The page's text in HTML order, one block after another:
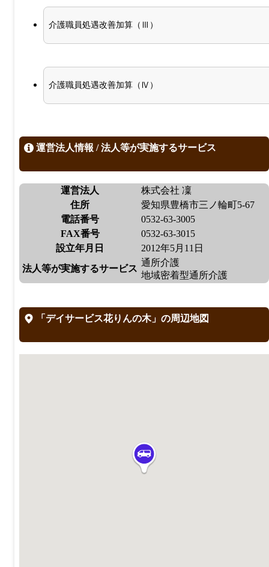
介護職員処遇改善加算（Ⅲ）
介護職員処遇改善加算（Ⅳ）
運営法人情報 / 法人等が実施するサービス
運営法人
株式会社 凜
住所
愛知県豊橋市三ノ輪町5-67
電話番号
0532-63-3005
FAX番号
0532-63-3015
設立年月日
2012年5月11日
法人等が実施するサービス
通所介護
地域密着型通所介護
「デイサービス花りんの木」の周辺地図